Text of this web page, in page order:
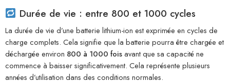
Durée de vie : entre 800 et 1000 cycles
La durée de vie d’une batterie lithium-ion est exprimée en cycles de
charge complets. Cela signifie que la batterie pourra être chargée et
déchargée environ 800 à 1000 foisavant que sa capacité ne
commence à baisser significativement. Cela représente plusieurs
années d’utilisation dans des conditions normales.